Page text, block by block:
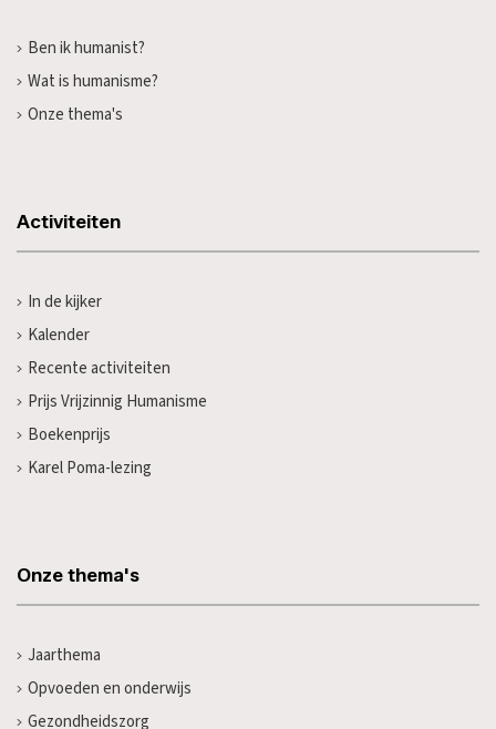
Ben ik humanist?
Wat is humanisme?
Onze thema's
Activiteiten
In de kijker
Kalender
Recente activiteiten
Prijs Vrijzinnig Humanisme
Boekenprijs
Karel Poma-lezing
Onze thema's
Jaarthema
Opvoeden en onderwijs
Gezondheidszorg